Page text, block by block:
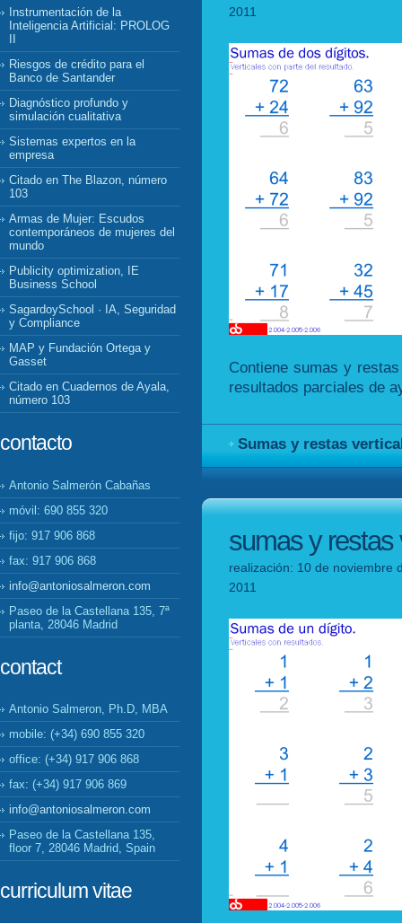
Instrumentación de la
Inteligencia Artificial: PROLOG
Riesgos de crédito para el
Banco de Santander
Diagnóstico profundo y
simulación cualitativa
Sistemas expertos en la
empresa
Citado en The Blazon, número
103
Armas de Mujer: Escudos
contemporáneos de mujeres del
mundo
Publicity optimization, IE
Business School
SagardoySchool · IA, Seguridad
y Compliance
MAP y Fundación Ortega y
Gasset
Citado en Cuadernos de Ayala,
número 103
contacto
Antonio Salmerón Cabañas
móvil: 690 855 320
fijo: 917 906 868
fax: 917 906 868
info@antoniosalmeron.com
Paseo de la Castellana 135, 7ª
planta, 28046 Madrid
contact
Antonio Salmeron, Ph.D, MBA
mobile: (+34) 690 855 320
office: (+34) 917 906 868
fax: (+34) 917 906 869
info@antoniosalmeron.com
Paseo de la Castellana 135,
floor 7, 28046 Madrid, Spain
curriculum vitae
2011
Contiene sumas y
resultados parciales de
Sumas y restas
sumas y restas
realización: 10 de noviembre
2011